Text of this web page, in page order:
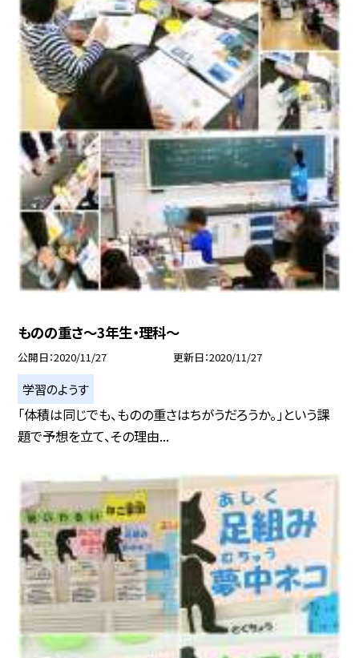
ものの重さ〜3年生・理科〜
公開日 2020/11/27 更新日 2020/11/27
学習のようす
「体積は同じでも、ものの重さはちがうだろうか。」という課
題で予想を立て、その理由...